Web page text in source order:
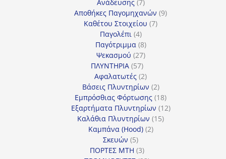
Ανάδευσης 7
προϊόντα
Αποθήκες Παγομηχανών 99
Καθέτου Στοιχείου 77
Παγολέπι 44
προϊόντα
Παγότριμμα 88
προϊόντα
Ψεκασμού 2727
προϊόντα
ΠΛΥΝΤΗΡΙΑ 5757
προϊόντα
Αφαλατωτές 22
προϊόντα
Βάσεις Πλυντηρίων 22
προϊόντα
Εμπρόσθιας Φόρτωσης 1818
προϊόντα
Εξαρτήματα Πλυντηρίων 1212
Καλάθια Πλυντηρίων 1515
Καμπάνα (Hood) 22
Σκευών 55
προϊόντα
ΠΟΡΤΕΣ MTH 33